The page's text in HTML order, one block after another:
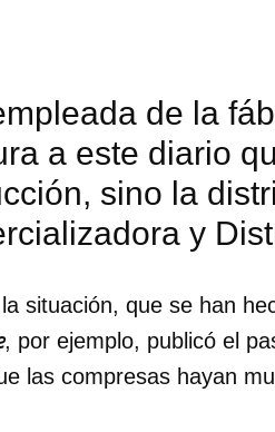
de la
a este diario
sino la
y
situación, que se han
, por ejemplo, publicó el
las compresas hayan